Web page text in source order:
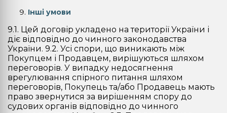
Інші умови
9.1. Цей договір укладено на території України і
діє відповідно до чинного законодавства
України. 9.2. Усі спори, що виникають між
Покупцем і Продавцем, вирішуються шляхом
переговорів. У випадку недосягнення
врегулювання спірного питання шляхом
переговорів, Покупець та/або Продавець мають
право звернутися за вирішенням спору до
судових органів відповідно до чинного